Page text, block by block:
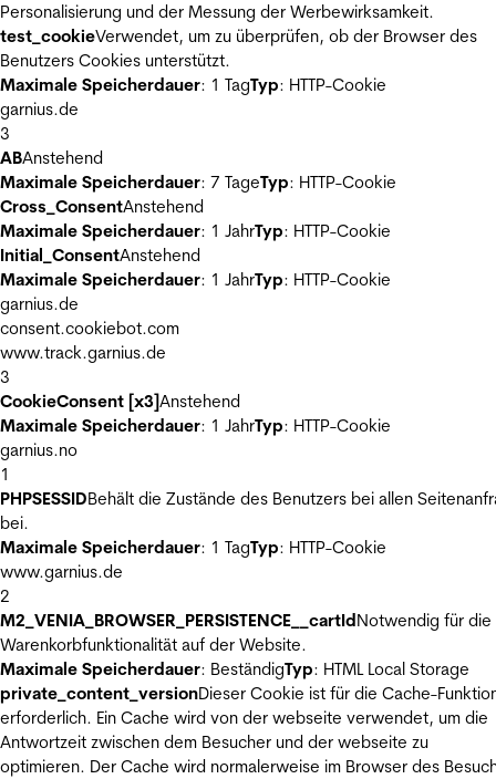
Personalisierung und der Messung der Werbewirksamkeit.
test_cookieVerwendet, um zu überprüfen, ob der Browser des
Benutzers Cookies unterstützt.
Maximale Speicherdauer: 1 TagTyp: HTTP-Cookie
garnius.de
3
ABAnstehend
Maximale Speicherdauer: 7 TageTyp: HTTP-Cookie
Cross_ConsentAnstehend
Maximale Speicherdauer: 1 JahrTyp: HTTP-Cookie
Initial_ConsentAnstehend
Maximale Speicherdauer: 1 JahrTyp: HTTP-Cookie
garnius.de
consent.cookiebot.com
www.track.garnius.de
3
CookieConsent [x3]Anstehend
Maximale Speicherdauer: 1 JahrTyp: HTTP-Cookie
garnius.no
1
PHPSESSIDBehält die Zustände des Benutzers bei allen
bei.
Maximale Speicherdauer: 1 TagTyp: HTTP-Cookie
www.garnius.de
2
M2_VENIA_BROWSER_PERSISTENCE__cartIdNotwendig für die
Warenkorbfunktionalität auf der Website.
Maximale Speicherdauer: BeständigTyp: HTML Local Storage
private_content_versionDieser Cookie ist für die Cache-
erforderlich. Ein Cache wird von der webseite verwendet, um die
Antwortzeit zwischen dem Besucher und der webseite zu
optimieren. Der Cache wird normalerweise im Browser des